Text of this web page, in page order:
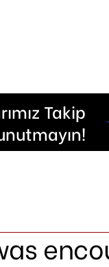
Takip